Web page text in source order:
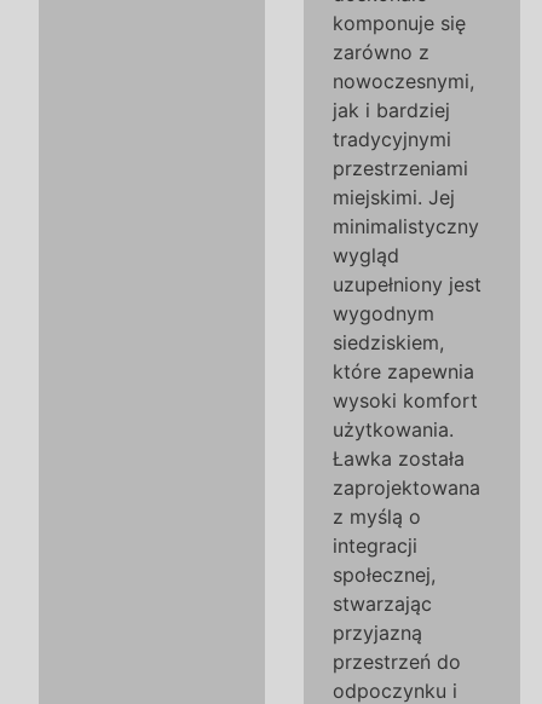
komponuje się
zarówno z
nowoczesnymi,
jak i bardziej
tradycyjnymi
przestrzeniami
miejskimi. Jej
minimalistyczny
wygląd
uzupełniony jest
wygodnym
siedziskiem,
które zapewnia
wysoki komfort
użytkowania.
Ławka została
zaprojektowana
z myślą o
integracji
społecznej,
stwarzając
przyjazną
przestrzeń do
odpoczynku i